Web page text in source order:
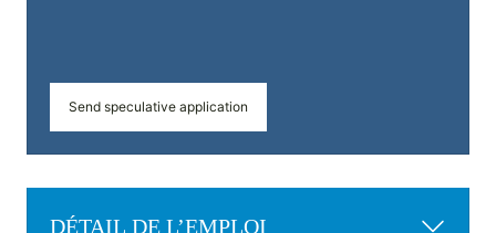
Send speculative application
DÉTAIL DE L’EMPLOI